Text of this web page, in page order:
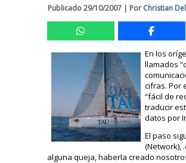
Publicado29/10/2007 | Por Christian
En los
llamados
cifras. Por
“fácil de
traducir
datos por
El paso
(Network),
alguna queja, haberla creado